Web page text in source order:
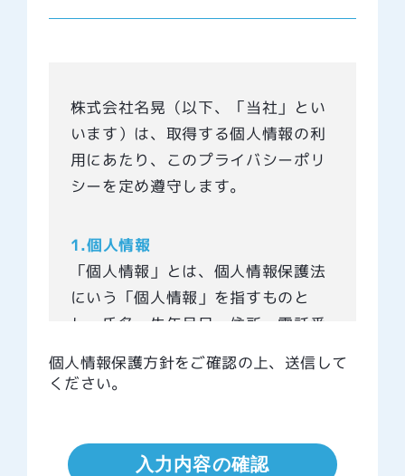
株式会社名晃（以下、「当社」とい
います）は、取得する個人情報の利
用にあたり、このプライバシーポリ
シーを定め遵守します。
1.個人情報
「個人情報」とは、個人情報保護法
にいう「個人情報」を指すものと
し、氏名、生年月日、住所、電話番
きる情報が該当します。
本プライバシーポリシーは、当社が
個人情報保護方針をご確認の上、送信して
ください。